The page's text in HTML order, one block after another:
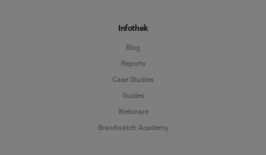
Infothek
Blog
Reports
Case Studies
Guides
Webinare
Brandwatch Academy